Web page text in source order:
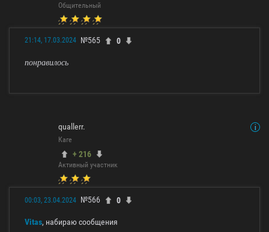
Общительный
21:14, 17.03.2024 №565 0
понравилось
quallerr.
Каге
+ 216
Активный участник
00:03, 23.04.2024 №566 0
Vitas, набираю сообщения